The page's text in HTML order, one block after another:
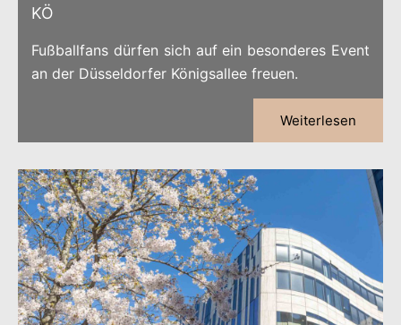
KÖ
Fußballfans dürfen sich auf ein besonderes Event
an der Düsseldorfer Königsallee freuen.
Weiterlesen